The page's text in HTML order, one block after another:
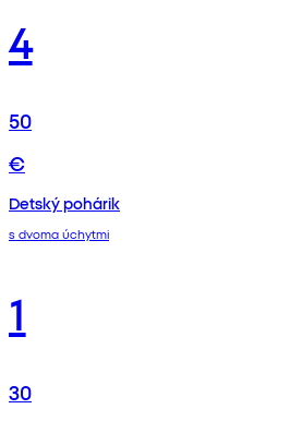
4
50
€
Detský pohárik
s dvoma úchytmi
1
30